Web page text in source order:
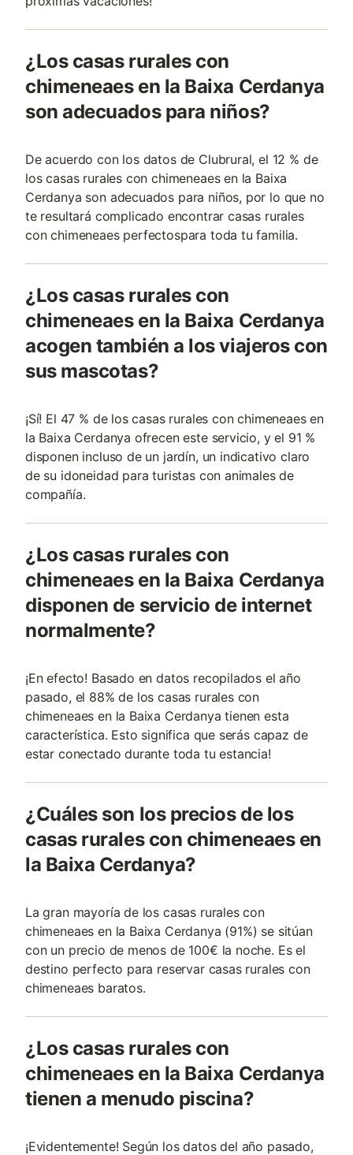
¿Los casas rurales con
chimeneaes en la Baixa Cerdanya
son adecuados para niños?
De acuerdo con los datos de Clubrural, el 12 % de
los casas rurales con chimeneaes en la Baixa
Cerdanya son adecuados para niños, por lo que no
te resultará complicado encontrar casas rurales
con chimeneaes perfectospara toda tu familia.
¿Los casas rurales con
chimeneaes en la Baixa Cerdanya
acogen también a los viajeros con
sus mascotas?
¡Sí! El 47 % de los casas rurales con chimeneaes en
la Baixa Cerdanya ofrecen este servicio, y el 91 %
disponen incluso de un jardín, un indicativo claro
de su idoneidad para turistas con animales de
compañí­a.
¿Los casas rurales con
chimeneaes en la Baixa Cerdanya
disponen de servicio de internet
normalmente?
¡En efecto! Basado en datos recopilados el año
pasado, el 88% de los casas rurales con
chimeneaes en la Baixa Cerdanya tienen esta
característica. Esto significa que serás capaz de
estar conectado durante toda tu estancia!
¿Cuáles son los precios de los
casas rurales con chimeneaes en
la Baixa Cerdanya?
La gran mayoría de los casas rurales con
chimeneaes en la Baixa Cerdanya (91%) se sitúan
con un precio de menos de 100€ la noche. Es el
destino perfecto para reservar casas rurales con
chimeneaes baratos.
¿Los casas rurales con
chimeneaes en la Baixa Cerdanya
tienen a menudo piscina?
¡Evidentemente! Según los datos del año pasado,